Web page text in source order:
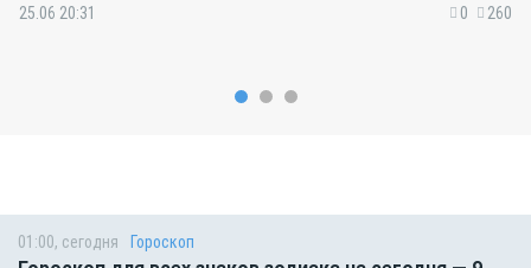
25.06 20:31 0 260
01:00, сегодня Гороскоп